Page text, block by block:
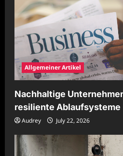
Allgemeiner Artikel
Nachhaltige
resiliente Ablaufsysteme
Audrey July 22, 2026